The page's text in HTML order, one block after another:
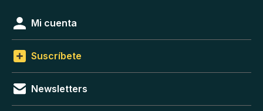
Mi cuenta
Suscríbete
Newsletters